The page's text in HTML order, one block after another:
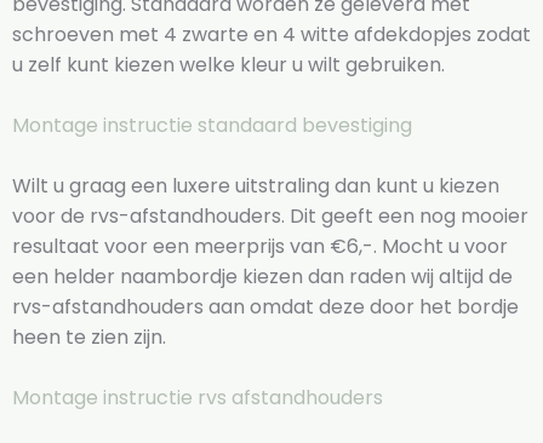
schroeven met 4 zwarte en 4 witte afdekdopjes zodat
u zelf kunt kiezen welke kleur u wilt gebruiken.
Montage instructie standaard bevestiging
Wilt u graag een luxere uitstraling dan kunt u kiezen
voor de rvs-afstandhouders. Dit geeft een nog mooier
resultaat voor een meerprijs van €6,-. Mocht u voor
een helder naambordje kiezen dan raden wij altijd de
rvs-afstandhouders aan omdat deze door het bordje
heen te zien zijn.
Montage instructie rvs afstandhouders